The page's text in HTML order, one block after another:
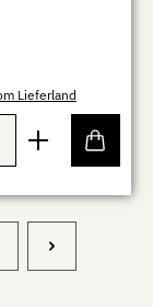
Lieferland
Wert ein